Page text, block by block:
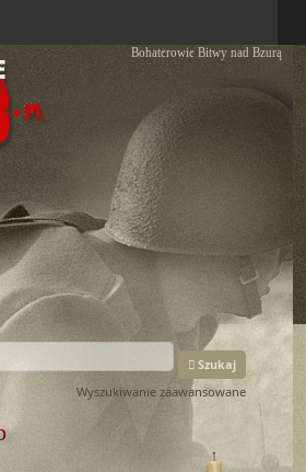
Bohaterowie Bitwy nad Bzurą
Szukaj
Wyszukiwanie zaawansowane